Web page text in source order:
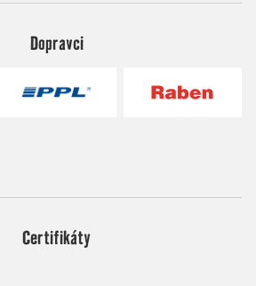
Dopravci
Certifikáty